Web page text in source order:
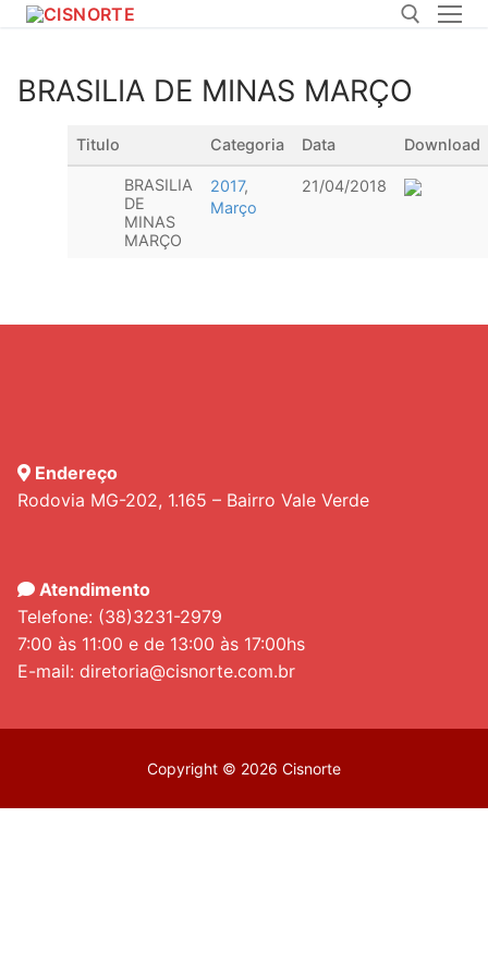
Pular
conteúdo
Pesquisar por:
BRASILIA DE MINAS MARÇO
Titulo Categoria Data Download
BRASILIA
DE
MINAS
MARÇO
2017,
Março
21/04/2018
Endereço
Rodovia MG-202, 1.165 – Bairro Vale Verde
Atendimento
Telefone: (38)3231-2979
7:00 às 11:00 e de 13:00 às 17:00hs
E-mail: diretoria@cisnorte.com.br
Copyright © 2026 Cisnorte